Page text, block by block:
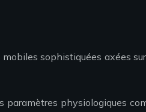
sophistiquées axées
physiologiques